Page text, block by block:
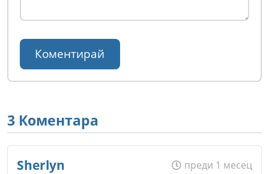
3 Коментара
Sherlyn
преди 1 месец